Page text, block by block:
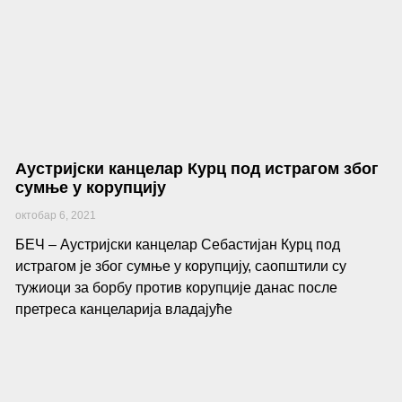
Аустријски канцелар Курц под истрагом због
сумње у корупцију
октобар 6, 2021
БЕЧ – Аустријски канцелар Себастијан Курц под
истрагом је због сумње у корупцију, саопштили су
тужиоци за борбу против корупције данас после
претреса канцеларија владајуће